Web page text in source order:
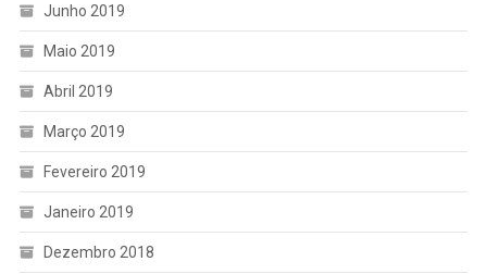
Junho 2019
Maio 2019
Abril 2019
Março 2019
Fevereiro 2019
Janeiro 2019
Dezembro 2018